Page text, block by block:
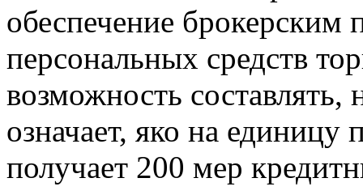
обеспечение
персональных средств
возможность
означает, яко на единицу
получает 200 мер